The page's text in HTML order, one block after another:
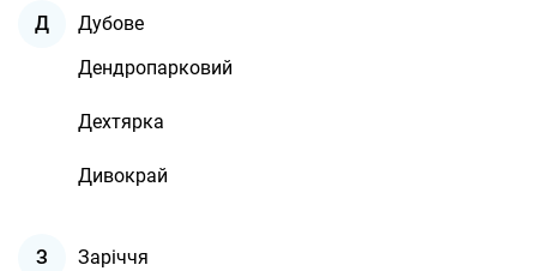
Д
Дубове
Дендропарковий
Дехтярка
Дивокрай
З Заріччя